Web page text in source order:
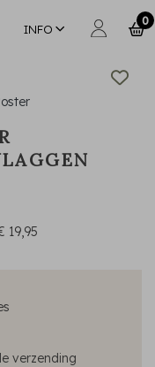
INFO
0
19,95
verzending